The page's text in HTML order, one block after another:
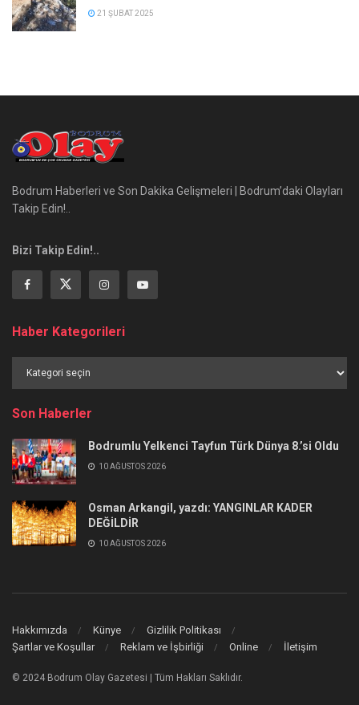
21 ŞUBAT 2025
Bodrum Haberleri ve Son Dakika Gelişmeleri | Bodrum’daki Olayları
Takip Edin!..
Bizi Takip Edin!..
Haber Kategorileri
Kategorileri
Son Haberler
Bodrumlu Yelkenci Tayfun Türk Dünya 8.’si Oldu
10 AĞUSTOS 2026
Osman Arkangil, yazdı: YANGINLAR KADER
DEĞİLDİR
10 AĞUSTOS 2026
Hakkımızda Künye
Gizlilik Politikası
Şartlar ve Koşullar
Reklam ve İşbirliği Online İletişim
© 2024 Bodrum Olay Gazetesi | Tüm Hakları Saklıdır.